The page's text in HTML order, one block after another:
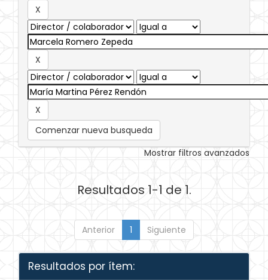
Comenzar nueva busqueda
Mostrar filtros avanzados
Resultados 1-1 de 1.
Anterior 1 Siguiente
Resultados por ítem: